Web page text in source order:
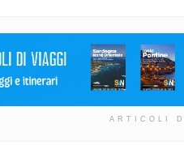
ARTICOLI